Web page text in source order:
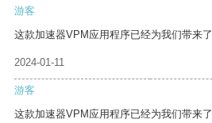
游客
这款加速器VPM应用程序已经为我们带来
2024-01-11
游客
这款加速器VPM应用程序已经为我们带来